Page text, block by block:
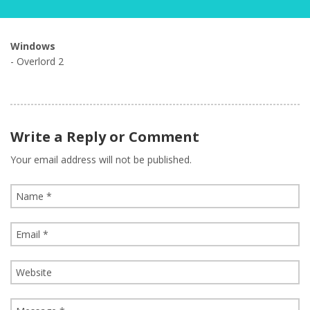
Windows
- Overlord 2
Write a Reply or Comment
Your email address will not be published.